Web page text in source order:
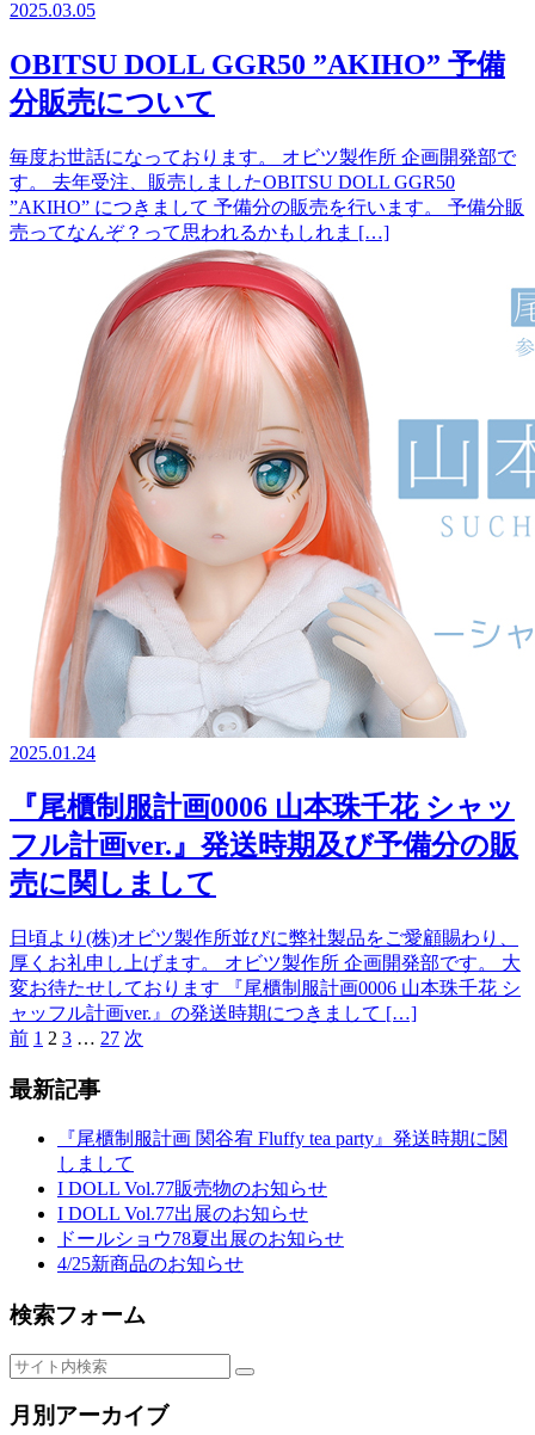
2025.03.05
OBITSU DOLL GGR50 ”AKIHO” 予備
分販売について
毎度お世話になっております。 オビツ製作所 企画開発部で
す。 去年受注、販売しましたOBITSU DOLL GGR50
”AKIHO” につきまして 予備分の販売を行います。 予備分販
売ってなんぞ？って思われるかもしれま […]
2025.01.24
『尾櫃制服計画0006 山本珠千花 シャッ
フル計画ver.』発送時期及び予備分の販
売に関しまして
日頃より(株)オビツ製作所並びに弊社製品をご愛顧賜わり、
厚くお礼申し上げます。 オビツ製作所 企画開発部です。 大
変お待たせしております 『尾櫃制服計画0006 山本珠千花 シ
ャッフル計画ver.』の発送時期につきまして […]
投
稿
り
前 1 2 3 … 27 次
最新記事
『尾櫃制服計画 関谷宥 Fluffy tea party』発送時期に関
しまして
I DOLL Vol.77販売物のお知らせ
I DOLL Vol.77出展のお知らせ
ドールショウ78夏出展のお知らせ
4/25新商品のお知らせ
検索フォーム
月別アーカイブ